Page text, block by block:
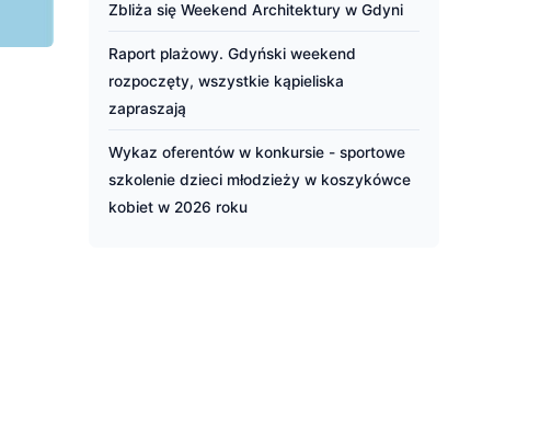
Zbliża się Weekend Architektury w Gdyni
Raport plażowy. Gdyński weekend
rozpoczęty, wszystkie kąpieliska
zapraszają
Wykaz oferentów w konkursie - sportowe
szkolenie dzieci młodzieży w koszykówce
kobiet w 2026 roku